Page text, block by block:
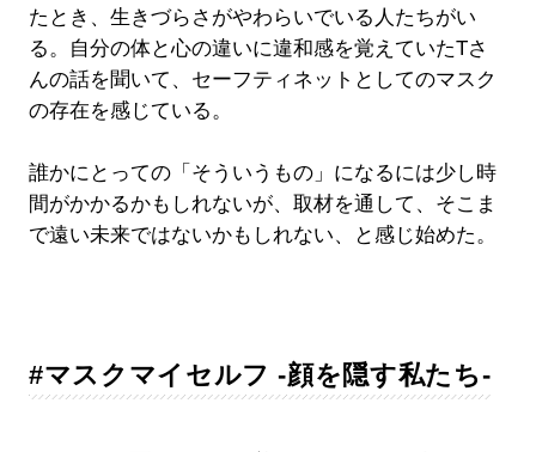
たとき、生きづらさがやわらいでいる人たちがい
る。自分の体と心の違いに違和感を覚えていたTさ
んの話を聞いて、セーフティネットとしてのマスク
の存在を感じている。
誰かにとっての「そういうもの」になるには少し時
間がかかるかもしれないが、取材を通して、そこま
で遠い未来ではないかもしれない、と感じ始めた。
#マスクマイセルフ -顔を隠す私たち-